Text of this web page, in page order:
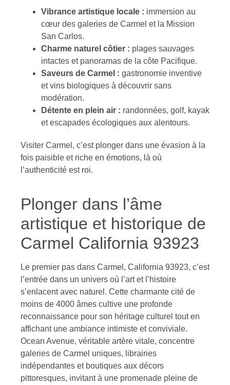
Vibrance artistique locale : immersion au
cœur des galeries de Carmel et la Mission
San Carlos.
Charme naturel côtier : plages sauvages
intactes et panoramas de la côte Pacifique.
Saveurs de Carmel : gastronomie inventive
et vins biologiques à découvrir sans
modération.
Détente en plein air : randonnées, golf, kayak
et escapades écologiques aux alentours.
Visiter Carmel, c’est plonger dans une évasion à la
fois paisible et riche en émotions, là où
l’authenticité est roi.
Plonger dans l’âme
artistique et historique de
Carmel California 93923
Le premier pas dans Carmel, California 93923, c’est
l’entrée dans un univers où l’art et l’histoire
s’enlacent avec naturel. Cette charmante cité de
moins de 4000 âmes cultive une profonde
reconnaissance pour son héritage culturel tout en
affichant une ambiance intimiste et conviviale.
Ocean Avenue, véritable artère vitale, concentre
galeries de Carmel uniques, librairies
indépendantes et boutiques aux décors
pittoresques, invitant à une promenade pleine de